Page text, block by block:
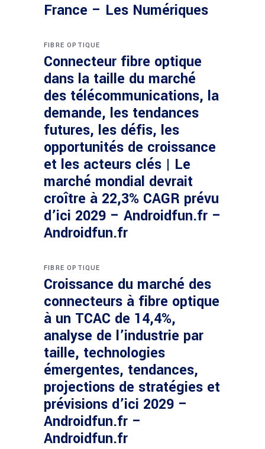
France – Les Numériques
FIBRE OPTIQUE
Connecteur fibre optique
dans la taille du marché
des télécommunications, la
demande, les tendances
futures, les défis, les
opportunités de croissance
et les acteurs clés | Le
marché mondial devrait
croître à 22,3% CAGR prévu
d’ici 2029 – Androidfun.fr –
Androidfun.fr
FIBRE OPTIQUE
Croissance du marché des
connecteurs à fibre optique
à un TCAC de 14,4%,
analyse de l’industrie par
taille, technologies
émergentes, tendances,
projections de stratégies et
prévisions d’ici 2029 –
Androidfun.fr –
Androidfun.fr